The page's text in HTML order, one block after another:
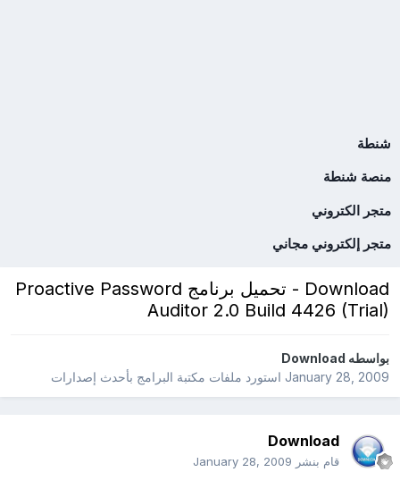
شنطة
منصة شنطة
متجر الكتروني
متجر إلكتروني مجاني
Download - تحميل برنامج Proactive Password
Auditor 2.0 Build 4426 (Trial)
بواسطهDownload
January 28, 2009استورد ملفات مكتبة البرامج بأحدث إصدارات
Download
قام بنشر January 28, 2009